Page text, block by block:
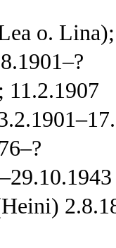
o.
11.2.1907